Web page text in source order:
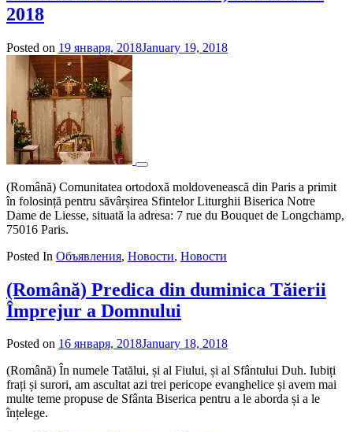
2018
Posted on 19 января, 2018January 19, 2018
(Română) Comunitatea ortodoxă moldovenească din Paris a primit
în folosință pentru săvârșirea Sfintelor Liturghii Biserica Notre
Dame de Liesse, situată la adresa: 7 rue du Bouquet de Longchamp,
75016 Paris.
Posted In Объявления, Новости, Новости
(Română) Predica din duminica Tăierii
Împrejur a Domnului
Posted on 16 января, 2018January 18, 2018
(Română) În numele Tatălui, și al Fiului, și al Sfântului Duh. Iubiți
frați și surori, am ascultat azi trei pericope evanghelice și avem mai
multe teme propuse de Sfânta Biserica pentru a le aborda și a le
înțelege.